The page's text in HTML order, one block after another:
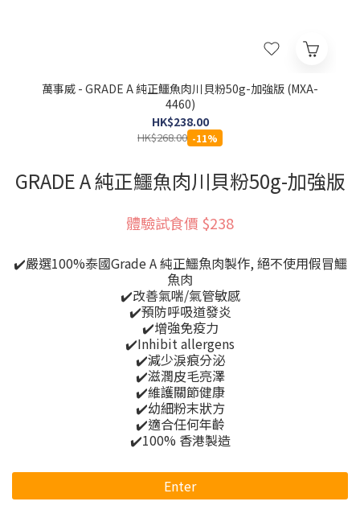
萬事威 - GRADE A 純正鱷魚肉川貝粉50g-加強版 (MXA-
4460)
HK$238.00
HK$268.00 -11%
GRADE A 純正鱷魚肉川貝粉50g-加強版
體驗試食價 $238
✔️嚴選100%泰國Grade A 純正鱷魚肉製作, 絕不使用假冒鱷
魚肉
✔️改善氣喘/氣管敏感
✔️預防呼吸道發炎
✔️增強免疫力
✔️Inhibit allergens
✔️減少淚痕分泌
✔️滋潤皮毛亮澤
✔️維護關節健康
✔️幼細粉末狀方
✔️適合任何年齡
✔️100% 香港製造
Enter